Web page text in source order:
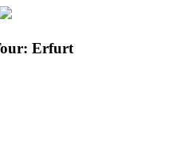
Erfurt